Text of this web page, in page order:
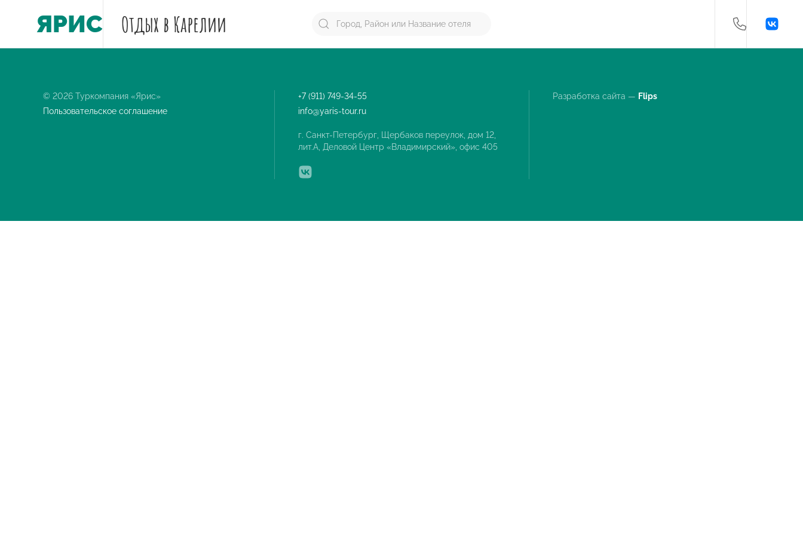
ЯРИС Отдых в Карелии
© 2026 Туркомпания «Ярис»
Пользовательское соглашение
+7 (911) 749-34-55
info@yaris-tour.ru
г. Санкт-Петербург, Щербаков переулок, дом 12,
лит.А, Деловой Центр «Владимирский», офис 405
Разработка сайта — Flips